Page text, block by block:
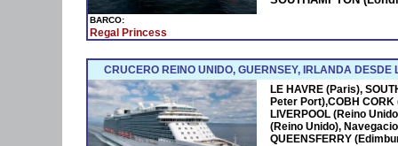
BARCO:
Regal Princess
CRUCERO REINO UNIDO, GUERNSEY, IRLANDA DESDE
LE HAVRE (Paris),
Peter Port),COBH
LIVERPOOL (Reino
(Reino Unido),
QUEENSFERRY